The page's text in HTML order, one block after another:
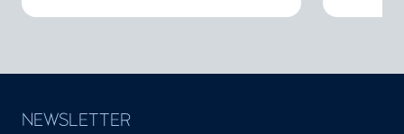
NEWSLETTER